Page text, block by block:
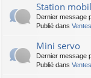
Station
Dernier message
Publié dans Ventes
Mini servo
Dernier message
Publié dans Ventes